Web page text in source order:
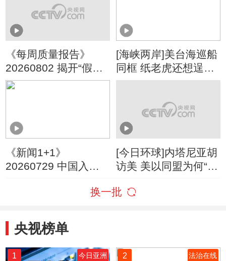
《每周质量报告》
20260802 揭开“假洋
牌”的真面目
[海峡两岸]美台海巡船
同框 纸老虎还想逞
威？
《新闻1+1》
20260729 中国入境
[今日环球]内塔尼亚胡
访美 美以同盟为何“貌
换一批
央视榜单
1 今日亚洲 2 法治在线